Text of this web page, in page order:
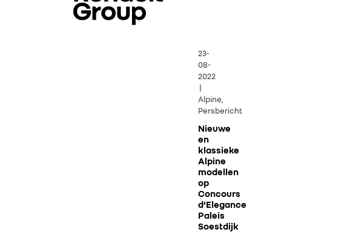
23-
08-
2022
|
Alpine,
Persbericht
Nieuwe
en
klassieke
Alpine
modellen
op
Concours
d’Elegance
Paleis
Soestdijk